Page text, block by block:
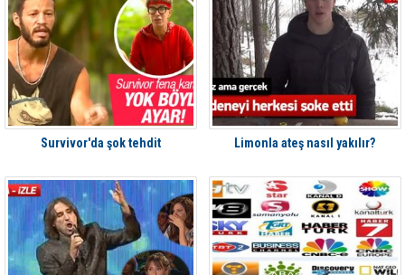
Survivor'da şok tehdit Limonla ateş nasıl yakılır?